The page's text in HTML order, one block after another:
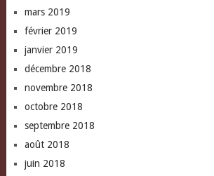
mars 2019
février 2019
janvier 2019
décembre 2018
novembre 2018
octobre 2018
septembre 2018
août 2018
juin 2018